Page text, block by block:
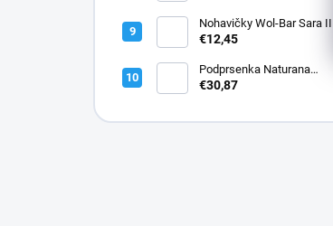
Nohavičky Wol-Bar Sara II
€12,45
Podprsenka Naturana
5144 bavlnená
€30,87